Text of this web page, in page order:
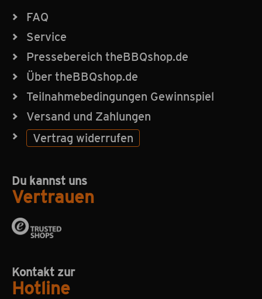
FAQ
Service
Pressebereich theBBQshop.de
Über theBBQshop.de
Teilnahmebedingungen Gewinnspiel
Versand und Zahlungen
Vertrag widerrufen
Du kannst uns
Vertrauen
Kontakt zur
Hotline